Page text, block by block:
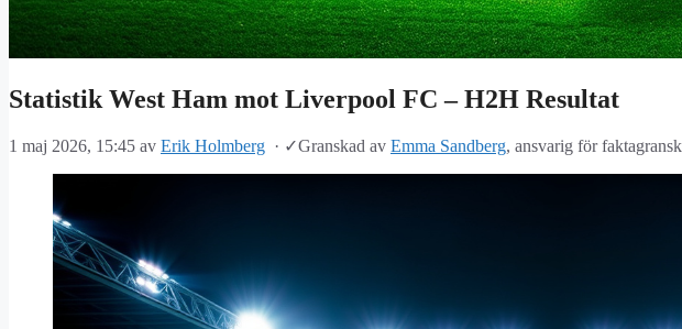
Statistik West Ham mot Liverpool FC – H2H Resultat
1 maj 2026, 15:45 av Erik Holmberg · ✓Granskad av Emma Sandberg, ansvarig för